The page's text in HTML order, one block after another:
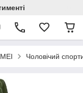
Чоловічий